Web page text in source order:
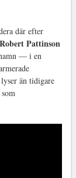
där efter
Robert Pattinson
— i en
än tidigare